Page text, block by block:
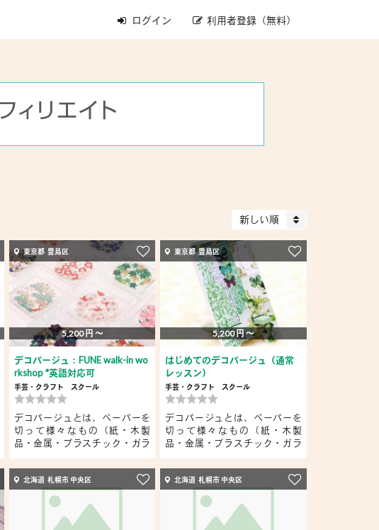
ログイン 利用者登録（無料）
新しい順
東京都 豊島区
5,200 円 〜
デコパージュ：FUNE walk-in wo
rkshop *英語対応可
手芸・クラフト スクール
デコパージュとは、ペーパーを
切って様々なもの（紙・木製
品・金属・プラスチック・ガラ
東京都 豊島区
5,200 円 〜
はじめてのデコパージュ（通常
レッスン）
手芸・クラフト スクール
デコパージュとは、ペーパーを
切って様々なもの（紙・木製
品・金属・プラスチック・ガラ
北海道 札幌市 中央区 北海道 札幌市 中央区